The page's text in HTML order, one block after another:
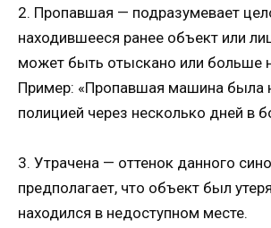
2. Пропавшая — подразумевает
находившееся ранее объект или
может быть отыскано или больше
Пример: «Пропавшая машина была
полицией через несколько дней в
3. Утрачена — оттенок данного
предполагает, что объект был
находился в недоступном месте.